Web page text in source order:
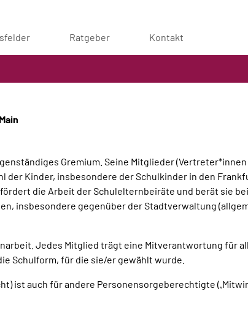
Ratgeber Kontakt
Gremium. Seine Mitglieder
der Kinder, insbesondere der Schulkinder in den
die Arbeit der Schulelternbeiräte und berät sie
insbesondere gegenüber der Stadtverwaltung
Jedes Mitglied trägt eine Mitverantwortung für
Schulform, für die sie/er gewählt wurde.
ist auch für andere Personensorgeberechtigte